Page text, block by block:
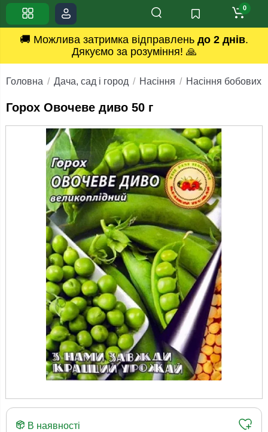
🚚 Можлива затримка відправлень до 2 днів.
Дякуємо за розуміння! 🙏
0
Головна Дача, сад і город Насіння Насіння бобових
Горох Овочеве диво 50 г
В наявності